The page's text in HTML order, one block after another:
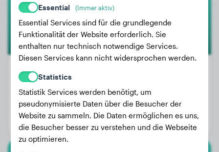
Gewicht:
Alter:
4 Jahre, 2 Monate
Geschlecht:
Hündinn
Essential (Immer aktiv)
Essential Services sind für die grundlegende
Funktionalität der Website erforderlich. Sie
enthalten nur technisch notwendige Services.
Diesen Services kann nicht widersprochen werden.
Statistics
Statistik Services werden benötigt, um
pseudonymisierte Daten über die Besucher der
Website zu sammeln. Die Daten ermöglichen es uns,
die Besucher besser zu verstehen und die Webseite
zu optimieren.